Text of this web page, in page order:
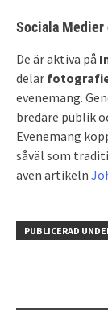
Sociala Medier
De är aktiva på
delar
evenemang.
bredare publik
Evenemang
såväl som
även artikeln
PUBLICERAD